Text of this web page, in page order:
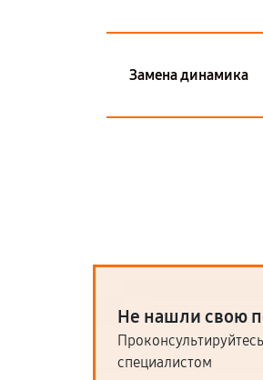
Замена динамика
Не нашли свою
специалистом